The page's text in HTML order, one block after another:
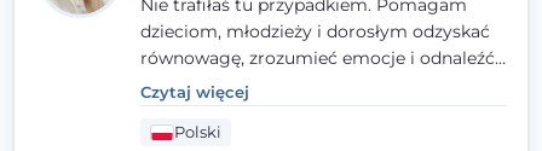
Nie trafiłaś tu przypadkiem. Pomagam
dzieciom, młodzieży i dorosłym odzyskać
równowagę, zrozumieć emocje i odnaleźć
wewnętrzną siłę. Moja droga do
psychologii zaczęła się od życia - pełnego
wyzwań, które nauczyły mnie uważności,
Czytaj więcej
Polski